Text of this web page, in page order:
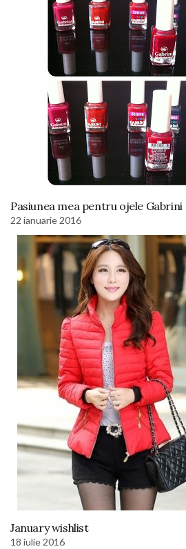
Pasiunea mea pentru ojele Gabrini
22 ianuarie 2016
January wishlist
18 iulie 2016